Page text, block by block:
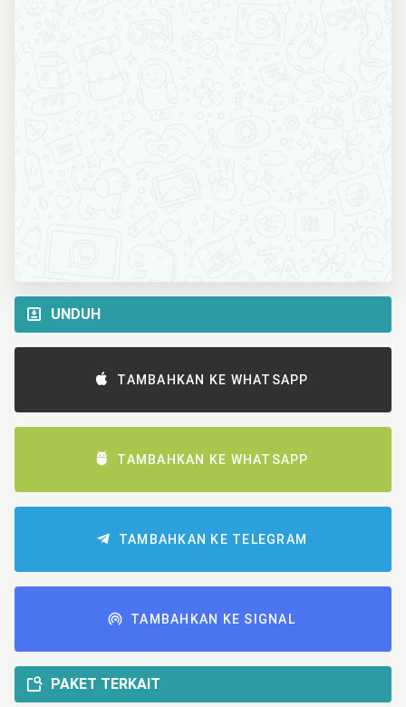
UNDUH
TAMBAHKAN KE WHATSAPP
TAMBAHKAN KE WHATSAPP
TAMBAHKAN KE TELEGRAM
TAMBAHKAN KE SIGNAL
PAKET TERKAIT